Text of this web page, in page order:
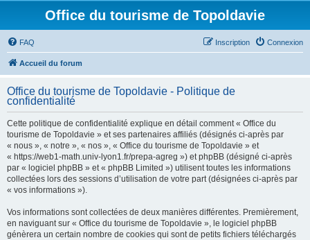
Office du tourisme de Topoldavie
FAQ Connexion
Inscription
Accueil du forum
Office du tourisme de Topoldavie - Politique de
confidentialité
Cette politique de confidentialité explique en détail comment « Office du
tourisme de Topoldavie » et ses partenaires affiliés (désignés ci-après par
« nous », « notre », « nos », « Office du tourisme de Topoldavie » et
« https://web1-math.univ-lyon1.fr/prepa-agreg ») et phpBB (désigné ci-après
par « logiciel phpBB » et « phpBB Limited ») utilisent toutes les informations
collectées lors des sessions d’utilisation de votre part (désignées ci-après par
« vos informations »).
Vos informations sont collectées de deux manières différentes. Premièrement,
en naviguant sur « Office du tourisme de Topoldavie », le logiciel phpBB
génèrera un certain nombre de cookies qui sont de petits fichiers téléchargés